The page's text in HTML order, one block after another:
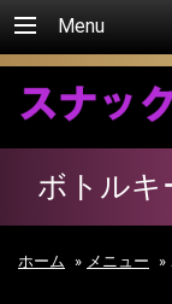
Menu
ボトルキ
ホーム » メニュー »